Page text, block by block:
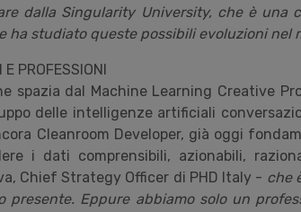
dalla Singularity University, che è una
ha studiato queste possibili evoluzioni nel
PROFESSIONI
spazia dal Machine Learning Creative
delle intelligenze artificiali
Cleanroom Developer, già oggi
i dati comprensibili, azionabili,
Chief Strategy Officer di PHD Italy - che
presente. Eppure abbiamo solo un